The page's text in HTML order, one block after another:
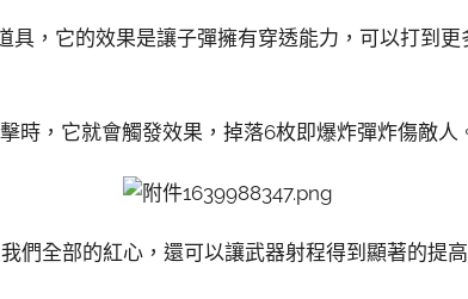
具，它的效果是讓子彈擁有穿透能力，可以打到
時，它就會觸發效果，掉落6枚即爆炸彈炸傷敵人
們全部的紅心，還可以讓武器射程得到顯著的提高